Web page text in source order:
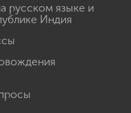
русском языке и
Индия